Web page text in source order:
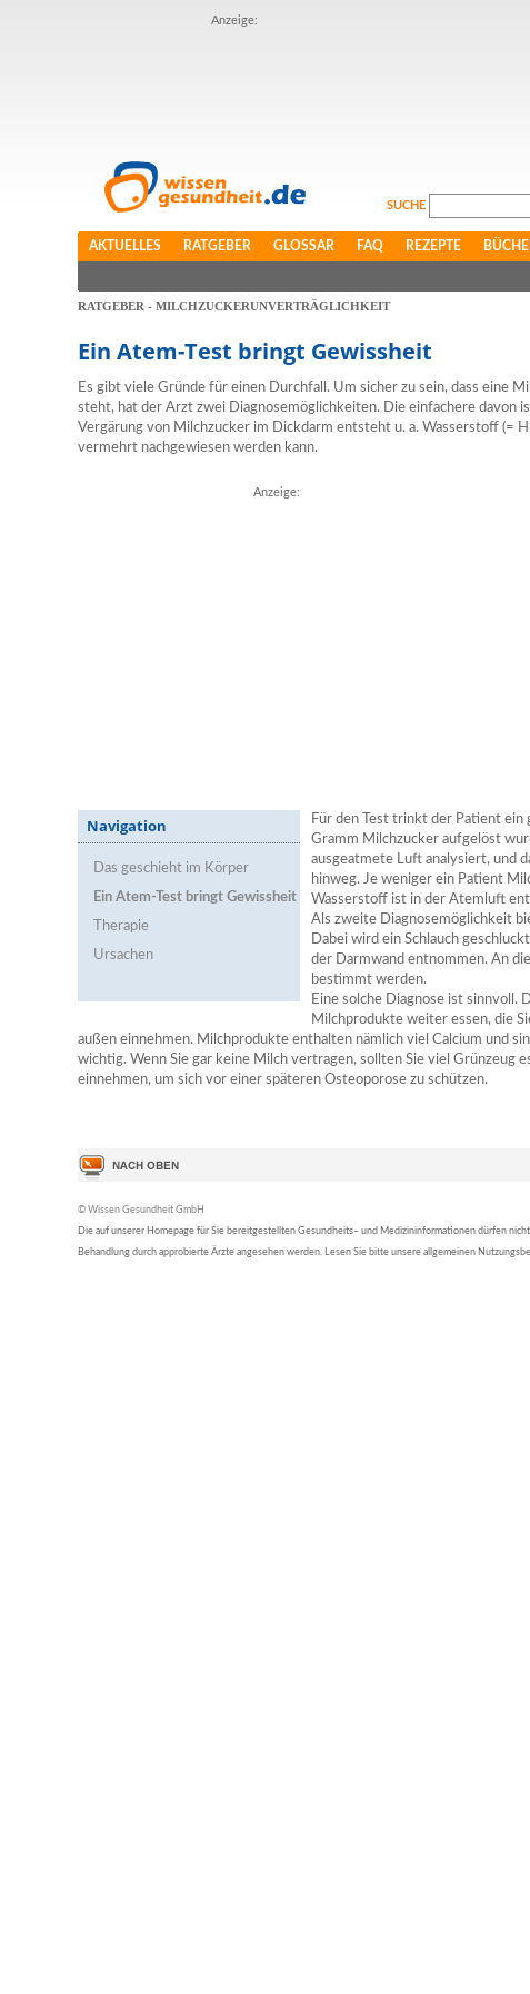
Anzeige:
SUCHE
AKTUELLES RATGEBER GLOSSAR FAQ REZEPTE
RATGEBER - MILCHZUCKERUNVERTRÄGLICHKEIT
Ein Atem-Test bringt Gewissheit
Es gibt viele Gründe für einen Durchfall. Um sicher zu sein, dass eine
steht, hat der Arzt zwei Diagnosemöglichkeiten. Die einfachere davon
Vergärung von Milchzucker im Dickdarm entsteht u. a. Wasserstoff (=
vermehrt nachgewiesen werden kann.
Anzeige:
Navigation
Das geschieht im Körper
Ein Atem-Test bringt Gewissheit
Therapie
Ursachen
Für den Test trinkt der Patient ein
Gramm Milchzucker aufgelöst
ausgeatmete Luft analysiert, und
hinweg. Je weniger ein Patient
Wasserstoff ist in der Atemluft
Als zweite Diagnosemöglichkeit
Dabei wird ein Schlauch
der Darmwand entnommen. An
bestimmt werden.
Eine solche Diagnose ist sinnvoll.
Milchprodukte weiter essen, die
außen einnehmen. Milchprodukte enthalten nämlich viel Calcium und
wichtig. Wenn Sie gar keine Milch vertragen, sollten Sie viel Grünzeug
einnehmen, um sich vor einer späteren Osteoporose zu schützen.
© Wissen Gesundheit GmbH
Die auf unserer Homepage für Sie bereitgestellten Gesundheits– und Medizininformationen dürfen
Behandlung durch approbierte Ärzte angesehen werden. Lesen Sie bitte unsere allgemeinen